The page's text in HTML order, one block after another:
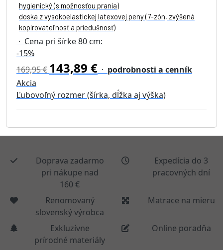
hygienický (s možnosťou prania)
doska z vysokoelastickej latexovej peny (7-zón, zvýšená
kopírovateľnosť a priedušnosť)
· Cena pri šírke 80 cm:
-15%
169,95 € 143,89 € · podrobnosti a cenník
Akcia
Ľubovoľný rozmer (šírka, dĺžka aj výška)
Doprava zadarmo
pri nákupe nad
160 €
Expedícia do 3
pracovných dní
Renomovaný
slovenský výrobca
Matrace na mieru
Exkluzívne
prírodné materiály
Online poradňa